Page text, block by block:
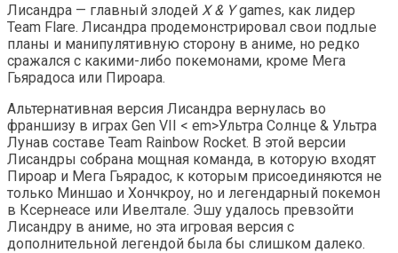
Лисандра — главный злодей X & Ygames, как лидер
Team Flare. Лисандра продемонстрировал свои подлые
планы и манипулятивную сторону в аниме, но редко
сражался с какими-либо покемонами, кроме Мега
Гьярадоса или Пироара.
Альтернативная версия Лисандра вернулась во
франшизу в играх Gen VII < em>Ультра Солнце & Ультра
Лунав составе Team Rainbow Rocket. В этой версии
Лисандры собрана мощная команда, в которую входят
Пироар и Мега Гьярадос, к которым присоединяются не
только Миншао и Хончкроу, но и легендарный покемон
в Ксернеасе или Ивелтале. Эшу удалось превзойти
Лисандру в аниме, но эта игровая версия с
дополнительной легендой была бы слишком далеко.